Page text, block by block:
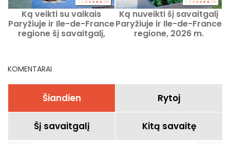
Ką veikti su vaikais
Paryžiuje ir Ile-de-France
regione šį savaitgalį,
Ką nuveikti šį savaitgalį
Paryžiuje ir Ile-de-France
regione, 2026 m.
KOMENTARAI
Šiandien Rytoj
Šį savaitgalį Kitą savaitę